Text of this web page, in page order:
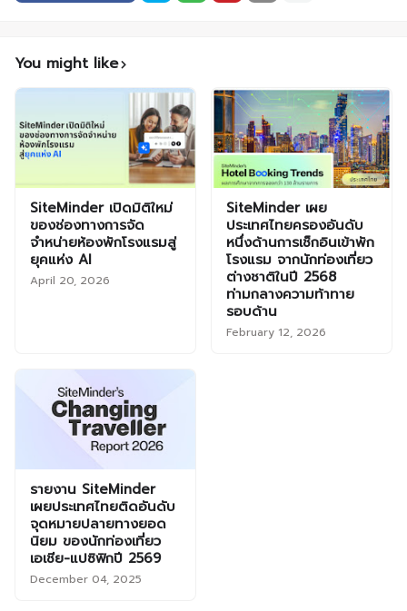
You might like
SiteMinder เปิดมิติใหม่
ของช่องทางการจัด
จำหน่ายห้องพักโรงแรมสู่
ยุคแห่ง AI
April 20, 2026
SiteMinder เผย
ประเทศไทยครองอันดับ
หนึ่งด้านการเช็กอินเข้าพัก
โรงแรม จากนักท่องเที่ยว
ต่างชาติในปี 2568
ท่ามกลางความท้าทาย
รอบด้าน
February 12, 2026
รายงาน SiteMinder
เผยประเทศไทยติดอันดับ
จุดหมายปลายทางยอด
นิยม ของนักท่องเที่ยว
เอเชีย-แปซิฟิกปี 2569
December 04, 2025